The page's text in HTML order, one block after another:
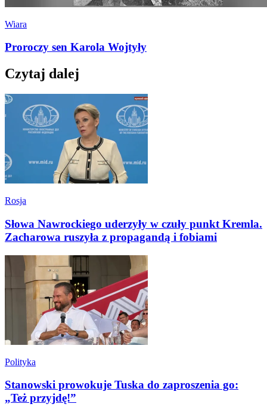
Wiara
Proroczy sen Karola Wojtyły
Czytaj dalej
Rosja
Słowa Nawrockiego uderzyły w czuły punkt Kremla.
Zacharowa ruszyła z propagandą i fobiami
Polityka
Stanowski prowokuje Tuska do zaproszenia go:
„Też przyjdę!”